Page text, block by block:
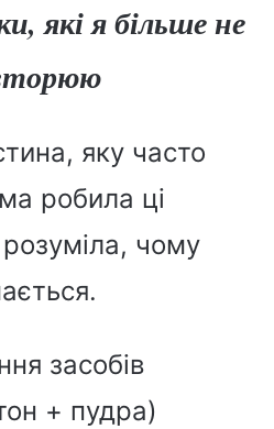
які я більше не
яку часто
робила ці
чому
засобів
+ пудра)